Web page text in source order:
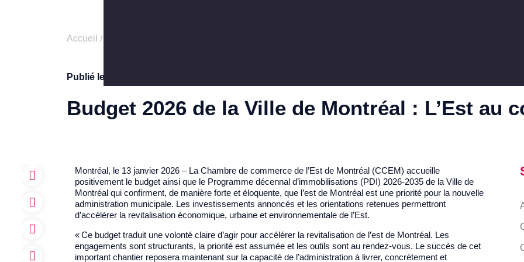
Accueil /
Publié le
Budget 2026 de la Ville de Montréal : L’Est au
Montréal, le 13 janvier 2026 – La Chambre de commerce de l’Est de Montréal (CCEM) accueille
positivement le budget ainsi que le Programme décennal d’immobilisations (PDI) 2026-2035 de la Ville de
Montréal qui confirment, de manière forte et éloquente, que l’est de Montréal est une priorité pour la nouvelle
administration municipale. Les investissements annoncés et les orientations retenues permettront
d’accélérer la revitalisation économique, urbaine et environnementale de l’Est.
«Ce budget traduit une volonté claire d’agir pour accélérer la revitalisation de l’est de Montréal. Les
engagements sont structurants, la priorité est assumée et les outils sont au rendez-vous. Le succès de cet
important chantier reposera maintenant sur la capacité de l’administration à livrer, concrètement et